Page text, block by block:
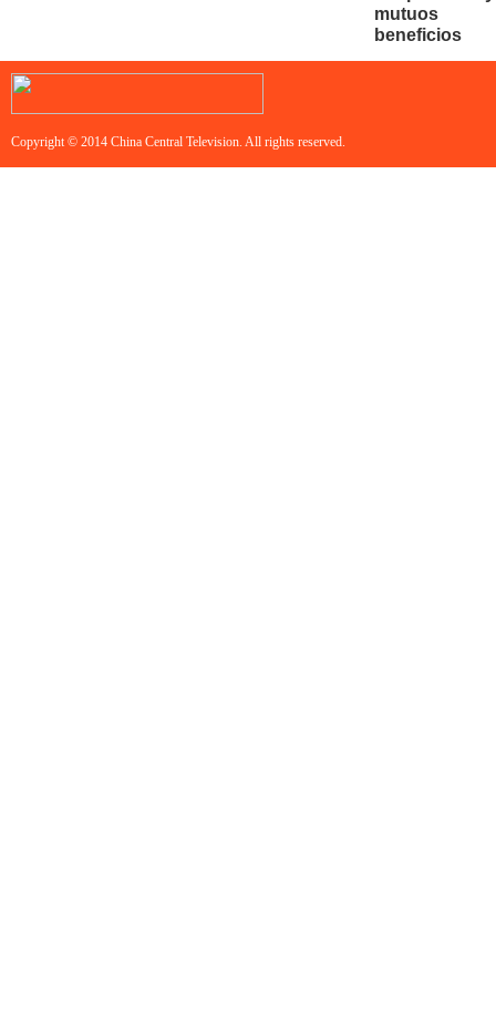
mutuos
beneficios
Copyright © 2014 China Central Television. All rights reserved.